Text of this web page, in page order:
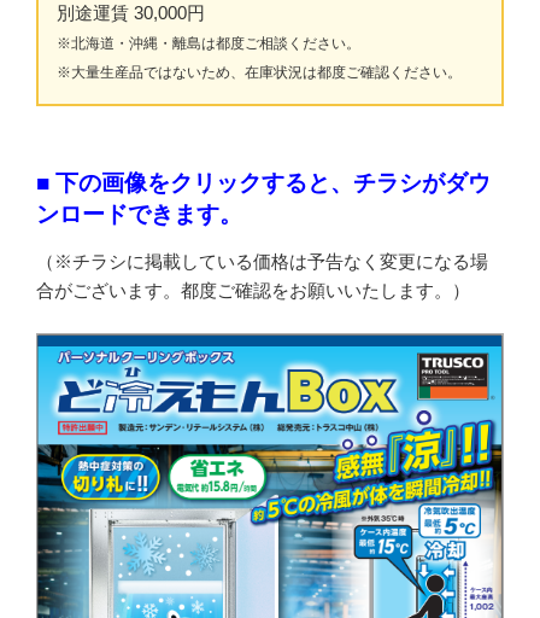
別途運賃 30,000円
※北海道・沖縄・離島は都度ご相談ください。
※大量生産品ではないため、在庫状況は都度ご確認ください。
■ 下の画像をクリックすると、チラシがダウ
ンロードできます。
（※チラシに掲載している価格は予告なく変更になる場
合がございます。都度ご確認をお願いいたします。）